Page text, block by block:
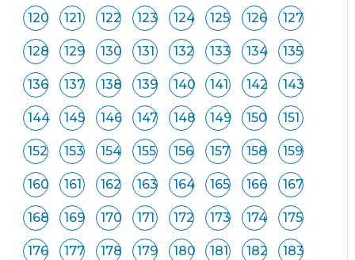
120 121 122 123 124 125 126 127
128 129 130 131 132 133 134 135
136 137 138 139 140 141 142 143
144 145 146 147 148 149 150 151
152 153 154 155 156 157 158 159
160 161 162 163 164 165 166 167
168 169 170 171 172 173 174 175
176 177 178 179 180 181 182 183